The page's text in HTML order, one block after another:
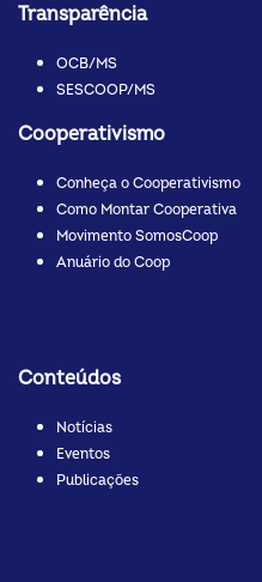
Transparência
OCB/MS
SESCOOP/MS
Cooperativismo
Conheça o Cooperativismo
Como Montar Cooperativa
Movimento SomosCoop
Anuário do Coop
Conteúdos
Notícias
Eventos
Publicações